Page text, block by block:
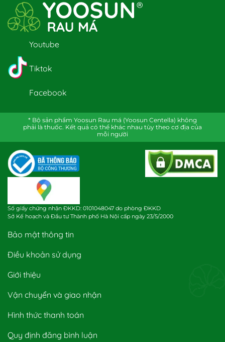
Youtube
Tiktok
Facebook
* Bộ sản phẩm Yoosun Rau má (Yoosun Centella) không
phải là thuốc. Kết quả có thể khác nhau tùy theo cơ địa của
mỗi người
Số giấy chứng nhận ĐKKD: 0101048047 do phòng ĐKKD
Sở Kế hoạch và Đầu tư Thành phố Hà Nội cấp ngày 23/5/2000
Bảo mật thông tin
Điều khoản sử dụng
Giới thiệu
Vận chuyển và giao nhận
Hình thức thanh toán
Quy định đăng bình luận